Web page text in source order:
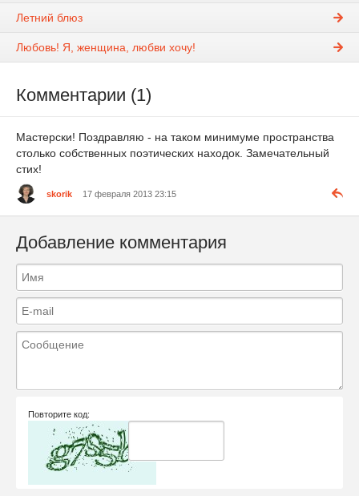
Летний блюз
Любовь! Я, женщина, любви хочу!
Комментарии (1)
Мастерски! Поздравляю - на таком минимуме пространства
столько собственных поэтических находок. Замечательный
стих!
skorik 17 февраля 2013 23:15
Добавление комментария
Повторите код: